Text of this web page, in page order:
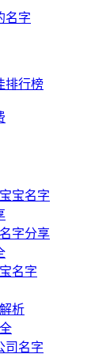
名字
排行榜
宝名字
字分享
名字
析
司名字